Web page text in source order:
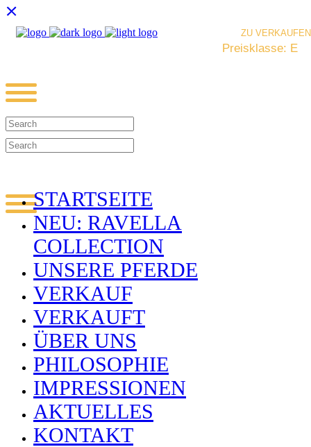
STARTSEITE
NEU: RAVELLA
COLLECTION
UNSERE PFERDE
VERKAUF
VERKAUFT
ÜBER UNS
PHILOSOPHIE
IMPRESSIONEN
AKTUELLES
KONTAKT
ZU VERKAUFEN
Preisklasse: E